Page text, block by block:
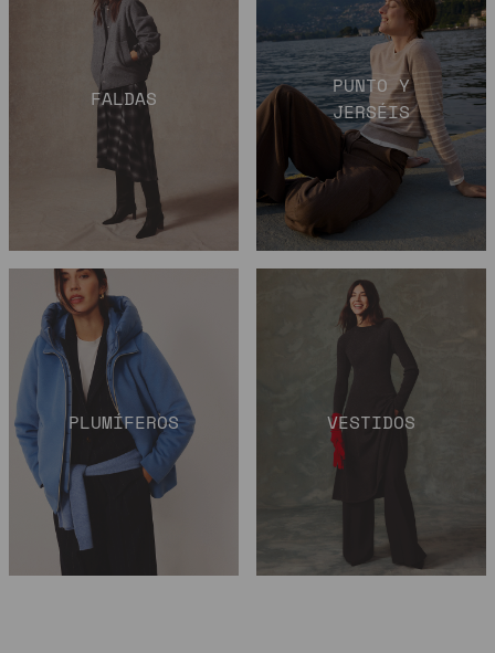
FALDAS
PUNTO Y
JERSÉIS
PLUMÍFEROS VESTIDOS